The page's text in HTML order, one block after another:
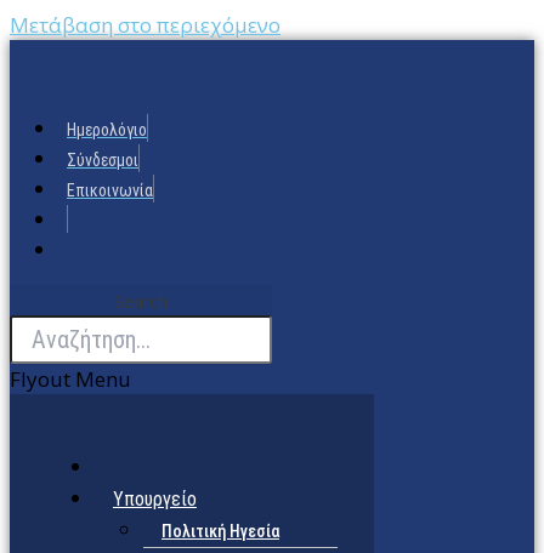
Μετάβαση στο περιεχόμενο
Ημερολόγιο
Σύνδεσμοι
Επικοινωνία
Search
Flyout Menu
Υπουργείο
Πολιτική Ηγεσία